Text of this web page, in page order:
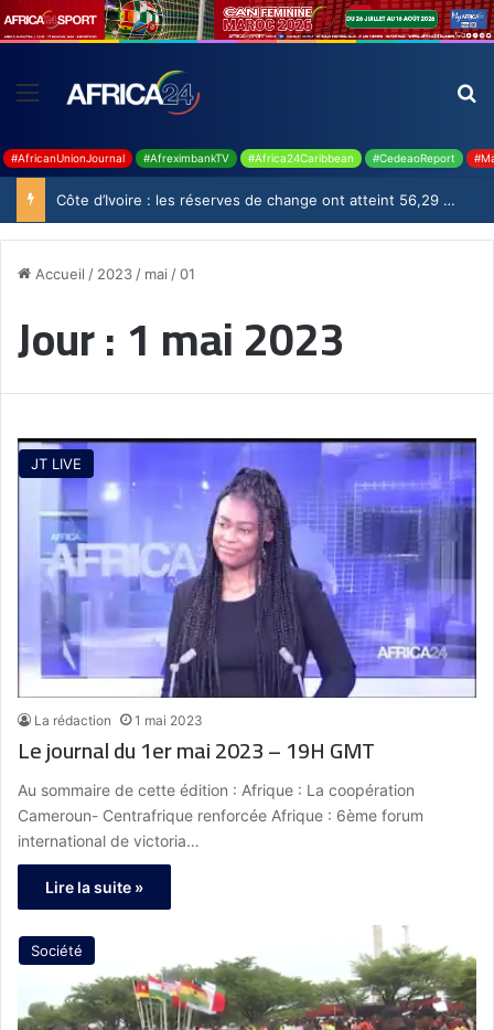
#AfricanUnionJournal #AfreximbankTV #Africa24Caribbean #CedeaoReport
Côte d’Ivoire : les réserves de change ont atteint 56,29 milliards USD en juillet
Accueil / 2023 / mai /01
Jour :1 mai 2023
JT LIVE
La rédaction 1 mai 2023
Le journal du 1er mai 2023 – 19H GMT
Au sommaire de cette édition : Afrique : La coopération
Cameroun- Centrafrique renforcée Afrique : 6ème forum
international de victoria…
Lire la suite »
Société